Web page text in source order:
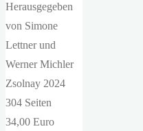
Herausgegeben
von Simone
Lettner und
Werner Michler
Zsolnay 2024
304 Seiten
34,00 Euro